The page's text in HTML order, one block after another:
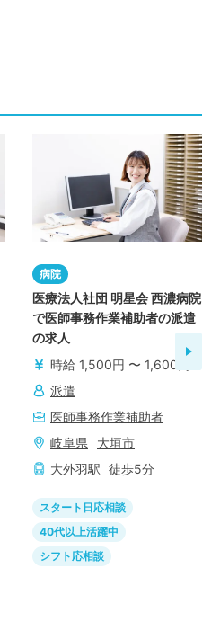
病院
医療法人社団 明星会 西濃病院
で医師事務作業補助者の派遣
の求人
時給 1,500円 〜 1,600円
派遣
医師事務作業補助者
岐阜県
大垣市
大外羽駅 徒歩5分
スタート日応相談
40代以上活躍中
シフト応相談